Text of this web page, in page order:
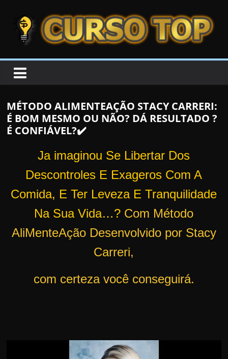
CURSOTOP
s
e
l
MÉTODO ALIMENTEAÇÃO STACY CARRERI:
É BOM MESMO OU NÃO? DÁ RESULTADO ?
É CONFIÁVEL?✔️
Ja imaginou Se Libertar Dos
Descontroles E Exageros Com A
Comida, E Ter Leveza E Tranquilidade
Na Sua Vida…? Com Método
AliMenteAção Desenvolvido por Stacy
Carreri,
com certeza você conseguirá.